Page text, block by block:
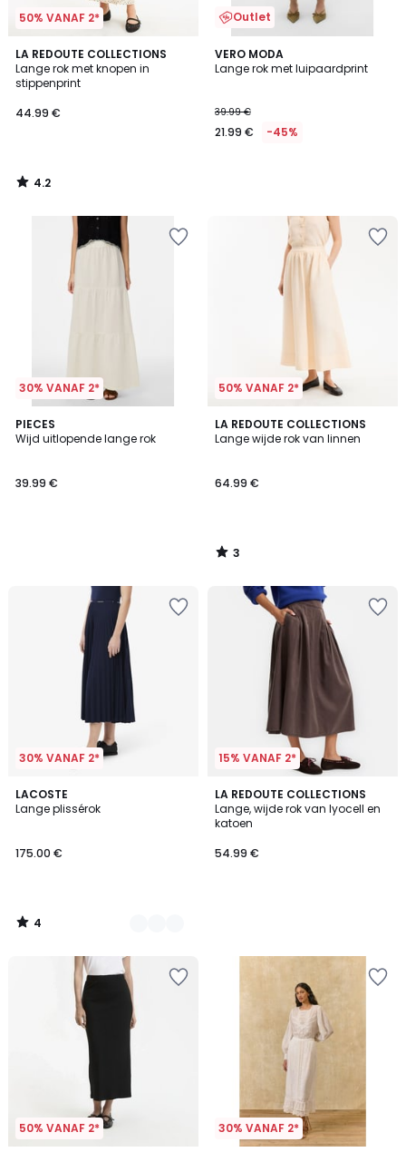
50% VANAF 2*
LA REDOUTE COLLECTIONS
Lange rok met knopen in
stippenprint
44.99 €
4.2
/ 5
4.2
/
Outlet
VERO MODA
Lange rok met luipaardprint
39.99 €
21.99 € -45%
30% VANAF 2*
PIECES
Wijd uitlopende lange rok
39.99 €
50% VANAF 2*
LA REDOUTE COLLECTIONS
Lange wijde rok van linnen
64.99 €
3
/
3
/
30% VANAF 2*
LACOSTE
Lange plissérok
175.00 €
4
/
2
Kleuren
4
/
15% VANAF 2*
LA REDOUTE COLLECTIONS
Lange, wijde rok van lyocell en
katoen
54.99 €
50% VANAF 2* 30% VANAF 2*